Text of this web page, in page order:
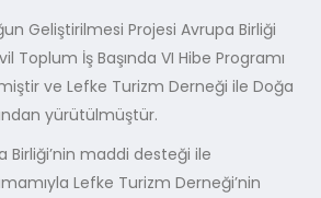
Geliştirilmesi Projesi Avrupa Birliği
Toplum İş Başında VI Hibe Programı
ve Lefke Turizm Derneği ile Doğa
yürütülmüştür.
Birliği’nin maddi desteği ile
Lefke Turizm Derneği’nin